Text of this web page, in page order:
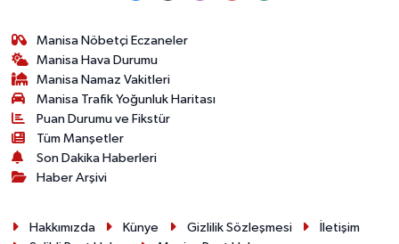
Manisa Nöbetçi Eczaneler
Manisa Hava Durumu
Manisa Namaz Vakitleri
Manisa Trafik Yoğunluk Haritası
Puan Durumu ve Fikstür
Tüm Manşetler
Son Dakika Haberleri
Haber Arşivi
Hakkımızda Künye Gizlilik Sözleşmesi
İletişim